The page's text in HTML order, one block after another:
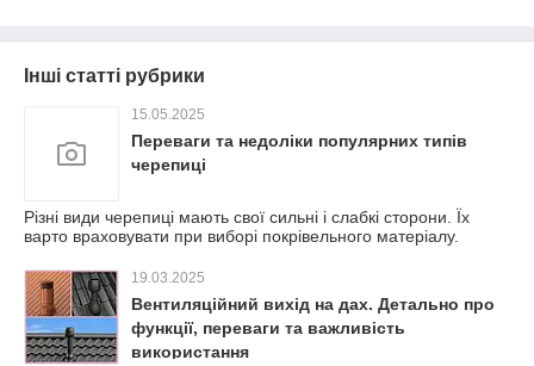
Інші статті рубрики
15.05.2025
Переваги та недоліки популярних типів
черепиці
Різні види черепиці мають свої сильні і слабкі сторони. Їх
варто враховувати при виборі покрівельного матеріалу.
19.03.2025
Вентиляційний вихід на дах. Детально про
функції, переваги та важливість
використання